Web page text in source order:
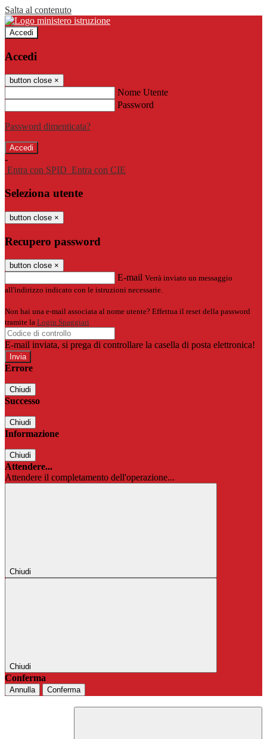
Salta al contenuto
Accedi
Accedi
button close ×
Nome Utente
Password
Password dimenticata?
-
Entra con SPID Entra con CIE
Seleziona utente
button close ×
Recupero password
button close ×
E-mail Verrà inviato un messaggio
all'indirizzo indicato con le istruzioni necessarie.
Non hai una e-mail associata al nome utente? Effettua il reset della password
tramite la Login Spaggiari
E-mail inviata, si prega di controllare la casella di posta elettronica!
Errore
Chiudi
Successo
Chiudi
Informazione
Chiudi
Attendere...
Attendere il completamento dell'operazione...
Chiudi
Chiudi
Conferma
Annulla Conferma